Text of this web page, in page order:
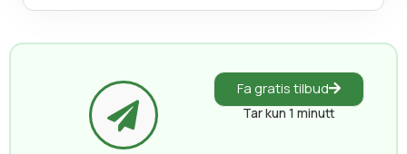
Fa gratis tilbud
Tar kun 1 minutt